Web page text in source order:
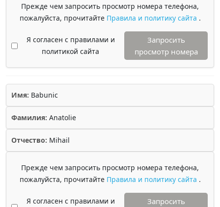
Прежде чем запросить просмотр номера телефона,
пожалуйста, прочитайте Правила и политику сайта .
Я согласен с правилами и
политикой сайта
Запросить
просмотр номера
Имя: Babunic
Фамилия: Anatolie
Отчество: Mihail
Прежде чем запросить просмотр номера телефона,
пожалуйста, прочитайте Правила и политику сайта .
Я согласен с правилами и
Запросить